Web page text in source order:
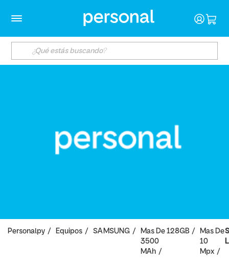
Personalpy Equipos SAMSUNG
Mas De
3500
MAh
128GB
Mas De
10
Mpx